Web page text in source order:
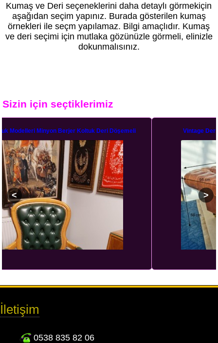
Kumaş ve Deri seçeneklerini daha detaylı görmekiçin
aşağıdan seçim yapınız. Burada gösterilen kumaş
örnekleri ile seçm yapılamaz. Bilgi amaçlıdır. Kumaş
ve deri seçimi için mutlaka gözünüzle görmeli, elinizle
dokunmalısınız.
Sizin için seçtiklerimiz
Vintage Deri Kanepe Taba Üçlü Deri Chesterfield Koltuk
İletişim
0538 835 82 06